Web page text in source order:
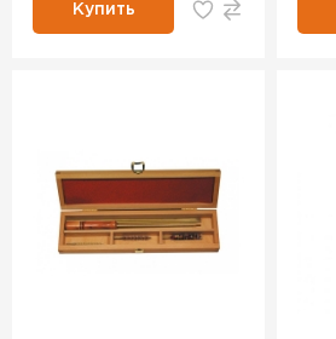
Купить